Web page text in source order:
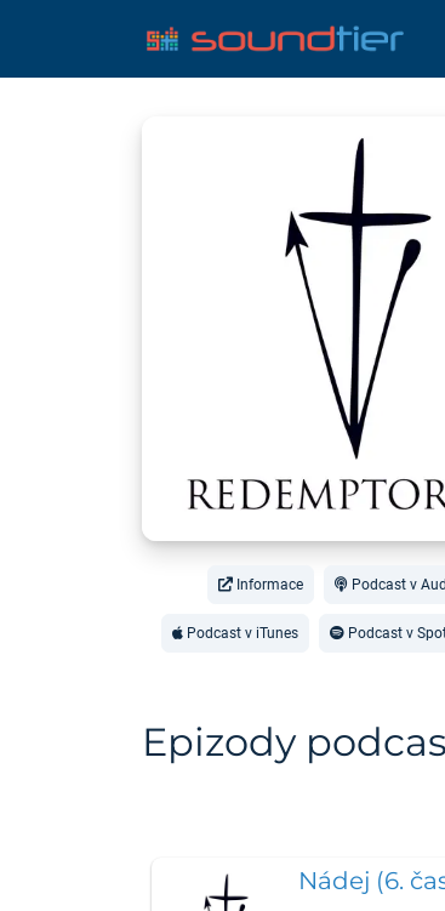
Informace Podcast v
Podcast v iTunes Podcast v
Epizody
Nádej (6.